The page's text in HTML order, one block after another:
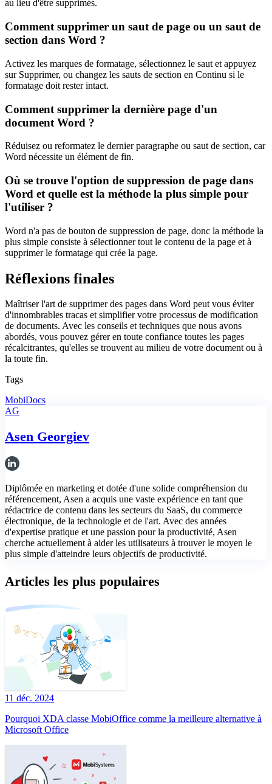
au lieu d'être supprimés.
Comment supprimer un saut de page ou un saut de
section dans Word ?
Activez les marques de formatage, sélectionnez le saut et appuyez
sur Supprimer, ou changez les sauts de section en Continu si le
formatage doit rester intact.
Comment supprimer la dernière page d'un
document Word ?
Réduisez ou reformatez le dernier paragraphe ou saut de section, car
Word nécessite un élément de fin.
Où se trouve l'option de suppression de page dans
Word et quelle est la méthode la plus simple pour
l'utiliser ?
Word n'a pas de bouton de suppression de page, donc la méthode la
plus simple consiste à sélectionner tout le contenu de la page et à
supprimer le formatage qui crée la page.
Réflexions finales
Maîtriser l'art de supprimer des pages dans Word peut vous éviter
d'innombrables tracas et simplifier votre processus de modification
de documents. Avec les conseils et techniques que nous avons
abordés, vous pouvez gérer en toute confiance toutes les pages
récalcitrantes, qu'elles se trouvent au milieu de votre document ou à
la toute fin.
Tags
MobiDocs
AG
Asen Georgiev
Diplômée en marketing et dotée d'une solide compréhension du
référencement, Asen a acquis une vaste expérience en tant que
rédactrice de contenu dans les secteurs du SaaS, du commerce
électronique, de la technologie et de l'art. Avec des années
d'expertise pratique et une passion pour la productivité, Asen
cherche actuellement à aider les utilisateurs à trouver le moyen le
plus simple d'atteindre leurs objectifs de productivité.
Articles les plus populaires
11 déc. 2024
Pourquoi XDA classe MobiOffice comme la meilleure alternative à
Microsoft Office